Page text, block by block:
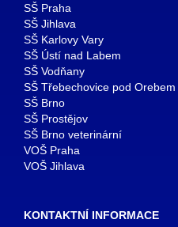
SŠ Praha
SŠ Jihlava
SŠ Karlovy Vary
SŠ Ústí nad Labem
SŠ Vodňany
SŠ Třebechovice pod Orebem
SŠ Brno
SŠ Prostějov
SŠ Brno veterinární
VOŠ Praha
VOŠ Jihlava
KONTAKTNÍ INFORMACE